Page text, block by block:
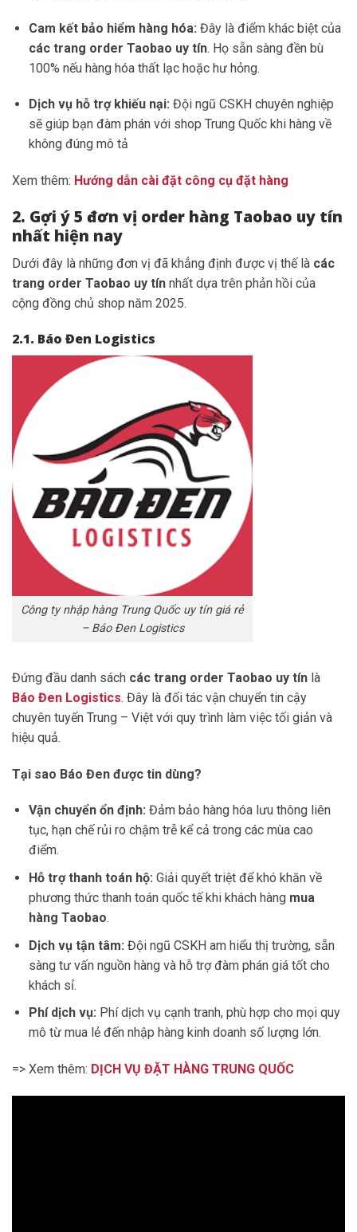
Cam kết bảo hiểm hàng hóa: Đây là điểm khác biệt của
các trang order Taobao uy tín. Họ sẵn sàng đền bù
100% nếu hàng hóa thất lạc hoặc hư hỏng.
Dịch vụ hỗ trợ khiếu nại: Đội ngũ CSKH chuyên nghiệp
sẽ giúp bạn đàm phán với shop Trung Quốc khi hàng về
không đúng mô tả
Xem thêm: Hướng dẫn cài đặt công cụ đặt hàng
2. Gợi ý 5 đơn vị order hàng Taobao uy tín
nhất hiện nay
Dưới đây là những đơn vị đã khẳng định được vị thế là các
trang order Taobao uy tín nhất dựa trên phản hồi của
cộng đồng chủ shop năm 2025.
2.1. Báo Đen Logistics
Công ty nhập hàng Trung Quốc uy tín giá rẻ
– Báo Đen Logistics
Đứng đầu danh sách các trang order Taobao uy tín là
Báo Đen Logistics. Đây là đối tác vận chuyển tin cậy
chuyên tuyến Trung – Việt với quy trình làm việc tối giản và
hiệu quả.
Tại sao Báo Đen được tin dùng?
Vận chuyển ổn định: Đảm bảo hàng hóa lưu thông liên
tục, hạn chế rủi ro chậm trễ kể cả trong các mùa cao
điểm.
Hỗ trợ thanh toán hộ: Giải quyết triệt để khó khăn về
phương thức thanh toán quốc tế khi khách hàng mua
hàng Taobao.
Dịch vụ tận tâm: Đội ngũ CSKH am hiểu thị trường, sẵn
sàng tư vấn nguồn hàng và hỗ trợ đàm phán giá tốt cho
khách sỉ.
Phí dịch vụ: Phí dịch vụ cạnh tranh, phù hợp cho mọi quy
mô từ mua lẻ đến nhập hàng kinh doanh số lượng lớn.
=> Xem thêm: DỊCH VỤ ĐẶT HÀNG TRUNG QUỐC